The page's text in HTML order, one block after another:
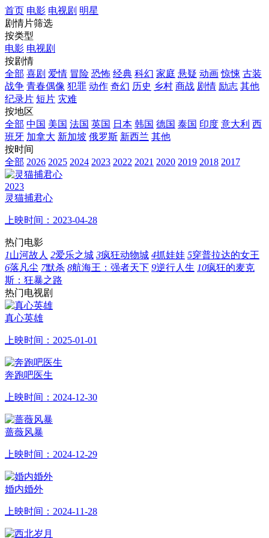
首页 电影 电视剧 明星
剧情片筛选
按类型
电影 电视剧
按剧情
全部 喜剧 爱情 冒险 恐怖 经典 科幻 家庭 悬疑 动画 惊悚 古装
战争 青春偶像 犯罪 动作 奇幻 历史 乡村 商战 剧情 励志 其他
纪录片 短片 灾难
按地区
全部 中国 美国 法国 英国 日本 韩国 德国 泰国 印度 意大利 西
班牙 加拿大 新加坡 俄罗斯 新西兰 其他
按时间
全部 2026 2025 2024 2023 2022 2021 2020 2019 2018 2017
2023
灵猫捕君心
上映时间：2023-04-28
热门电影
1山河故人 2爱乐之城 3疯狂动物城 4抓娃娃 5穿普拉达的女王
6落凡尘 7默杀 8航海王：强者天下 9逆行人生 10疯狂的麦克
斯：狂暴之路
热门电视剧
真心英雄
上映时间：2025-01-01
奔跑吧医生
上映时间：2024-12-30
蔷薇风暴
上映时间：2024-12-29
婚内婚外
上映时间：2024-11-28